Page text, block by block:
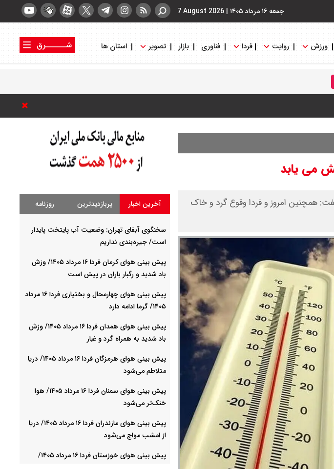
جمعه ۱۶ مرداد ۱۴۰۵ |
7 August 2026
ورزش روایت فردا فناوری بازار تصویر استان ها
شــــــرق
همچنین امروز و فردا وقوع گرد و خاک
آخرین اخبار پربازدیدترین روزنامه
سخنگوی آبفای تهران: وضعیت آب پایتخت پایدار
است/ جیره‌بندی نداریم
پیش بینی هوای کرمان فردا ۱۶ مرداد ۱۴۰۵/ وزش
باد شدید و رگبار باران در پیش است
پیش بینی هوای چهارمحال و بختیاری فردا ۱۶ مرداد
۱۴۰۵/ گرما ادامه دارد
پیش بینی هوای همدان فردا ۱۶ مرداد ۱۴۰۵/ وزش
باد شدید به همراه گرد و غبار
پیش بینی هوای هرمزگان فردا ۱۶ مرداد ۱۴۰۵/ دریا
متلاطم می‌شود
پیش بینی هوای سمنان فردا ۱۶ مرداد ۱۴۰۵/ هوا
خنک‌تر می‌شود
پیش بینی هوای مازندران فردا ۱۶ مرداد ۱۴۰۵/ دریا
از امشب مواج می‌شود
پیش بینی هوای خوزستان فردا ۱۶ مرداد ۱۴۰۵/